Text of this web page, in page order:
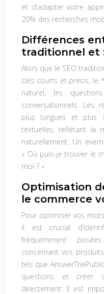
et d’adapter votre
20% des recherches
Différences
traditionnel et
Alors que le SEO
clés courts et précis, le
naturel, les
conversationnels. Les
plus longues et plus
textuelles, reflétant la
naturellement. Un
« Où puis-je trouver le
moi ? »
Optimisation
le commerce
Pour optimiser vos
il est crucial
fréquemment
concernant vos
tels que
questions et créer
directement. Il est